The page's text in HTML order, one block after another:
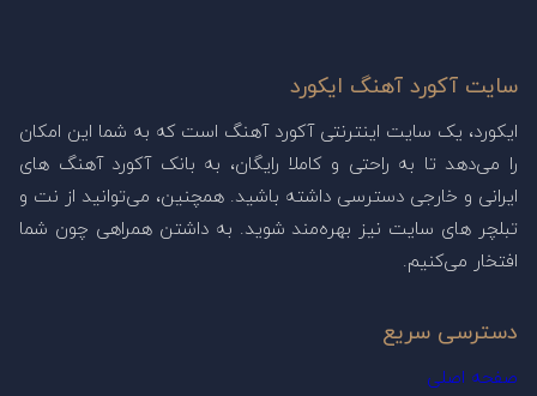
سایت آکورد آهنگ ایکورد
ایکورد، یک سایت اینترنتی آکورد آهنگ است که به شما این امکان
را می‌دهد تا به راحتی و کاملا رایگان، به بانک آکورد آهنگ های
ایرانی و خارجی دسترسی داشته باشید. همچنین، می‌توانید از نت و
تبلچر های سایت نیز بهره‌مند شوید. به داشتن همراهی چون شما
افتخار می‌کنیم.
دسترسی سریع
صفحه اصلی